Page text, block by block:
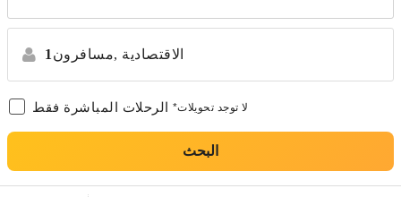
1 مسافرون, الاقتصادية
الرحلات المباشرة فقط *لا توجد تحويلات
البحث